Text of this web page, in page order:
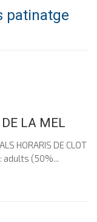
patinatge
LA MEL
HORARIS DE CLOT
adults (50%...